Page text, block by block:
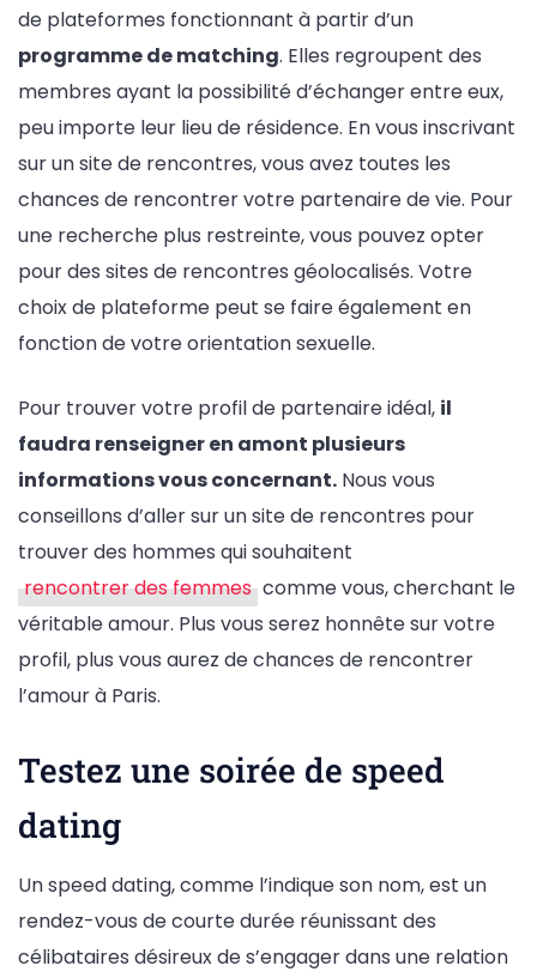
de plateformes fonctionnant à partir d’un
programme de matching. Elles regroupent des
membres ayant la possibilité d’échanger entre eux,
peu importe leur lieu de résidence. En vous inscrivant
sur un site de rencontres, vous avez toutes les
chances de rencontrer votre partenaire de vie. Pour
une recherche plus restreinte, vous pouvez opter
pour des sites de rencontres géolocalisés. Votre
choix de plateforme peut se faire également en
fonction de votre orientation sexuelle.
Pour trouver votre profil de partenaire idéal, il
faudra renseigner en amont plusieurs
informations vous concernant. Nous vous
conseillons d’aller sur un site de rencontres pour
trouver des hommes qui souhaitent
rencontrer des femmes comme vous, cherchant le
véritable amour. Plus vous serez honnête sur votre
profil, plus vous aurez de chances de rencontrer
l’amour à Paris.
Testez une soirée de speed
dating
Un speed dating, comme l’indique son nom, est un
rendez-vous de courte durée réunissant des
célibataires désireux de s’engager dans une relation